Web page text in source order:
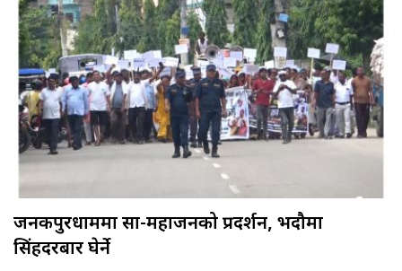
जनकपुरधाममा साहु-महाजनको प्रदर्शन, भदौमा
सिंहदरबार घेर्ने